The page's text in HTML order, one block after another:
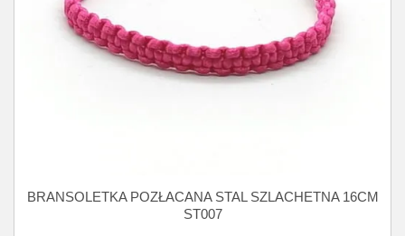
BRANSOLETKA POZŁACANA STAL SZLACHETNA 16CM
ST007